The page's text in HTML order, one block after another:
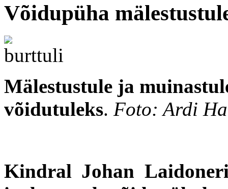
Võidupüha
Mälestustule ja
võidutuleks. Foto: Ardi
Kindral Johan